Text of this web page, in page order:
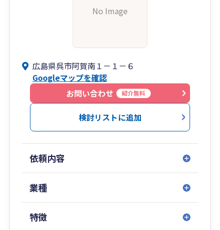
No Image
広島県呉市阿賀南１－１－６
Googleマップを確認
お問い合わせ
紹介無料
検討リストに追加
依頼内容
業種
特徴